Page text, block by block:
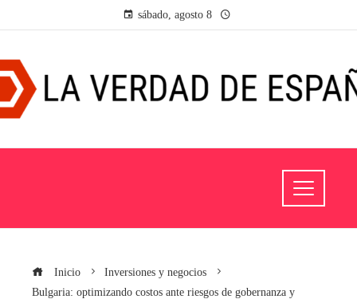
sábado, agosto 8
Inicio
Inversiones y negocios
Bulgaria: optimizando costos ante riesgos de gobernanza y